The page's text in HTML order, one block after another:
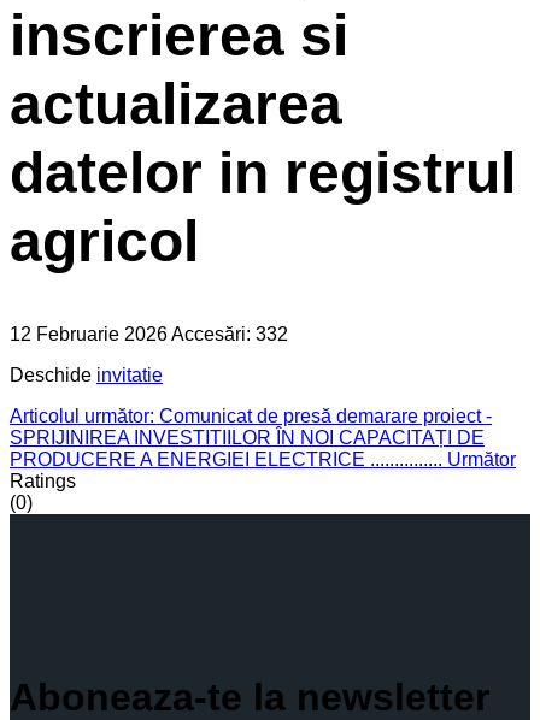
inscrierea si
actualizarea
datelor in registrul
agricol
12 Februarie 2026Accesări: 332
Deschide invitatie
Articolul următor: Comunicat de presă demarare proiect -
SPRIJINIREA INVESTITIILOR ÎN NOI CAPACITAȚI DE
PRODUCERE A ENERGIEI ELECTRICE ............... Următor
Ratings
(0)
Aboneaza-te la newsletter